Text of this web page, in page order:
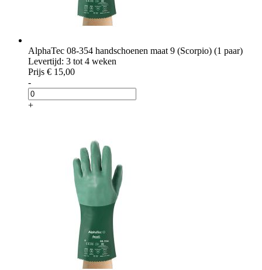
AlphaTec 08-354 handschoenen maat 9 (Scorpio) (1 paar)
Levertijd: 3 tot 4 weken
Prijs € 15,00
-
+